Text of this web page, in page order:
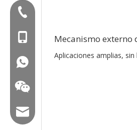
Mecanismo
Aplicaciones amplias,
Mob: +86-18858715170
WA: 0086 18858715170